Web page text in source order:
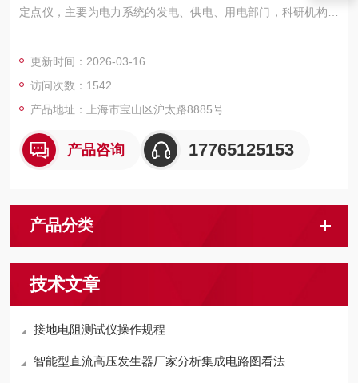
定点仪，主要为电力系统的发电、供电、用电部门，科研机构与
电力设备相关的生产企业，提供的高压试验设备和检测仪器仪
更新时间：2026-03-16
访问次数：1542
产品地址：上海市宝山区沪太路8885号
产品咨询 17765125153
产品分类
技术文章
接地电阻测试仪操作规程
智能型直流高压发生器厂家分析集成电路图看法